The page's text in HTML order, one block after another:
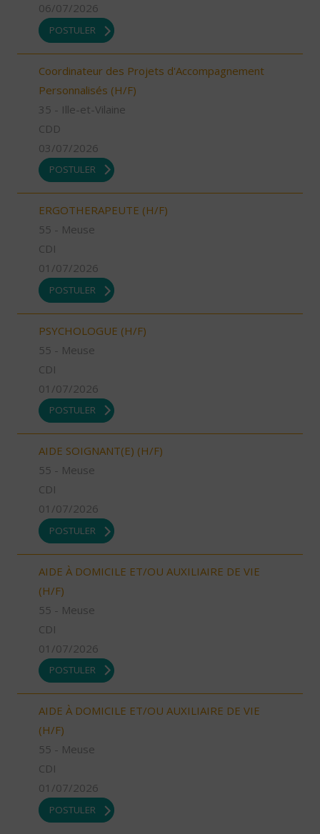
06/07/2026
POSTULER
Coordinateur des Projets d'Accompagnement
Personnalisés (H/F)
35 - Ille-et-Vilaine
CDD
03/07/2026
POSTULER
ERGOTHERAPEUTE (H/F)
55 - Meuse
CDI
01/07/2026
POSTULER
PSYCHOLOGUE (H/F)
55 - Meuse
CDI
01/07/2026
POSTULER
AIDE SOIGNANT(E) (H/F)
55 - Meuse
CDI
01/07/2026
POSTULER
AIDE À DOMICILE ET/OU AUXILIAIRE DE VIE
(H/F)
55 - Meuse
CDI
01/07/2026
POSTULER
AIDE À DOMICILE ET/OU AUXILIAIRE DE VIE
(H/F)
55 - Meuse
CDI
01/07/2026
POSTULER